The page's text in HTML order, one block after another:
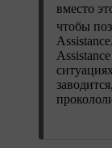
вместо
чтобы